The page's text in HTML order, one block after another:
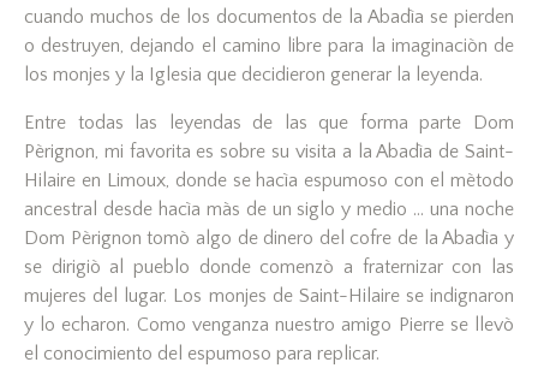
cuando muchos de los documentos de la Abadìa se pierden
o destruyen, dejando el camino libre para la imaginaciòn de
los monjes y la Iglesia que decidieron generar la leyenda.
Entre todas las leyendas de las que forma parte Dom
Pèrignon, mi favorita es sobre su visita a la Abadìa de Saint-
Hilaire en Limoux, donde se hacìa espumoso con el mètodo
ancestral desde hacìa màs de un siglo y medio … una noche
Dom Pèrignon tomò algo de dinero del cofre de la Abadìa y
se dirigiò al pueblo donde comenzò a fraternizar con las
mujeres del lugar. Los monjes de Saint-Hilaire se indignaron
y lo echaron. Como venganza nuestro amigo Pierre se llevò
el conocimiento del espumoso para replicar.